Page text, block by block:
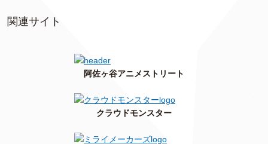
関連サイト
阿佐ヶ谷アニメストリート
クラウドモンスター